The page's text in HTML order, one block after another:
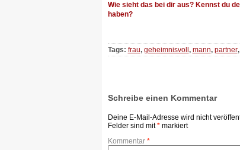
Wie sieht das bei dir aus? Kennst du
haben?
Tags: frau, geheimnisvoll , mann, partner,
Schreibe einen Kommentar
Deine E-Mail-Adresse wird nicht
Felder sind mit*markiert
Kommentar *